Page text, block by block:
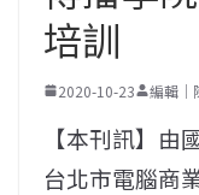
培訓
2020-10-23 編輯｜
【本刊訊】由
台北市電腦商